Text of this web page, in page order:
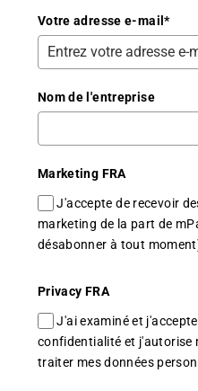
Votre adresse e-mail*
Nom de l'entreprise
Marketing FRA
J'accepte de recevoir
marketing de la part de
désabonner à tout
Privacy FRA
J'ai examiné et
confidentialité et j'autorise
traiter mes données